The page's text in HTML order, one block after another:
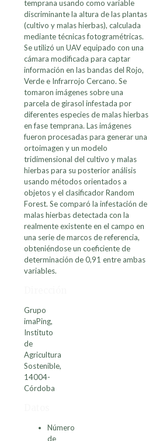
temprana usando como variable
discriminante la altura de las plantas
(cultivo y malas hierbas), calculada
mediante técnicas fotogramétricas.
Se utilizó un UAV equipado con una
cámara modificada para captar
información en las bandas del Rojo,
Verde e Infrarrojo Cercano. Se
tomaron imágenes sobre una
parcela de girasol infestada por
diferentes especies de malas hierbas
en fase temprana. Las imágenes
fueron procesadas para generar una
ortoimagen y un modelo
tridimensional del cultivo y malas
hierbas para su posterior análisis
usando métodos orientados a
objetos y el clasificador Random
Forest. Se comparó la infestación de
malas hierbas detectada con la
realmente existente en el campo en
una serie de marcos de referencia,
obteniéndose un coeficiente de
determinación de 0,91 entre ambas
variables.
Grupo
imaPing,
Instituto
de
Agricultura
Sostenible,
14004-
Córdoba
Número
de